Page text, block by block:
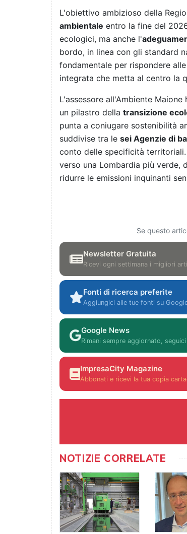
L'obiettivo ambizioso della
ambientale entro la fine del
ecologici, ma anche l'
bordo, in linea con gli standard
fondamentale per rispondere
integrata che metta al centro la
L'assessore all'Ambiente
un pilastro della transizione
punta a coniugare sostenibilità
suddivise tra le sei Agenzie di
conto delle specificità
verso una Lombardia più
ridurre le emissioni inquinanti
Se questo
Newsletter Gratuita
Ricevi ogni settimana i migliori
Fonti di ricerca preferite
Aggiungici alle tue fonti su
Google News
Rimani sempre aggiornato, seguici
ImpresaCity Magazine
Abbonati e ricevi la tua copia
NOTIZIE CORRELATE